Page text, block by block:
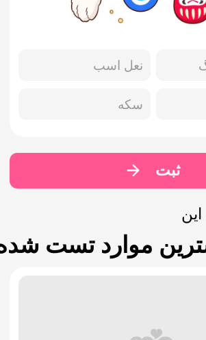
نعل اسب
سکه
ثبت
موارد تست